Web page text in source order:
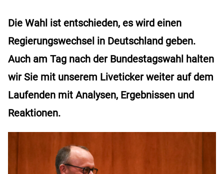
Die Wahl ist entschieden, es wird einen
Regierungswechsel in Deutschland geben.
Auch am Tag nach der Bundestagswahl halten
wir Sie mit unserem Liveticker weiter auf dem
Laufenden mit Analysen, Ergebnissen und
Reaktionen.